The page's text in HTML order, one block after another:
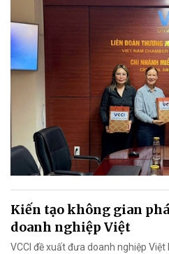
Kiến tạo không gian
doanh nghiệp Việt
VCCI đề xuất đưa doanh nghiệp